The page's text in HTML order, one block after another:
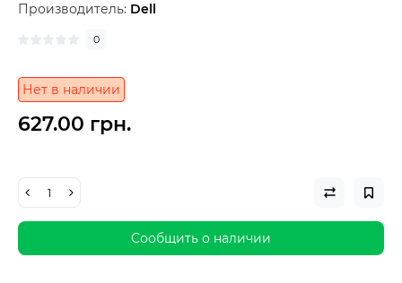
Производитель: Dell
0
Нет в наличии
627.00 грн.
Сообщить о наличии